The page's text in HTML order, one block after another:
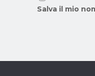
Salva il mio